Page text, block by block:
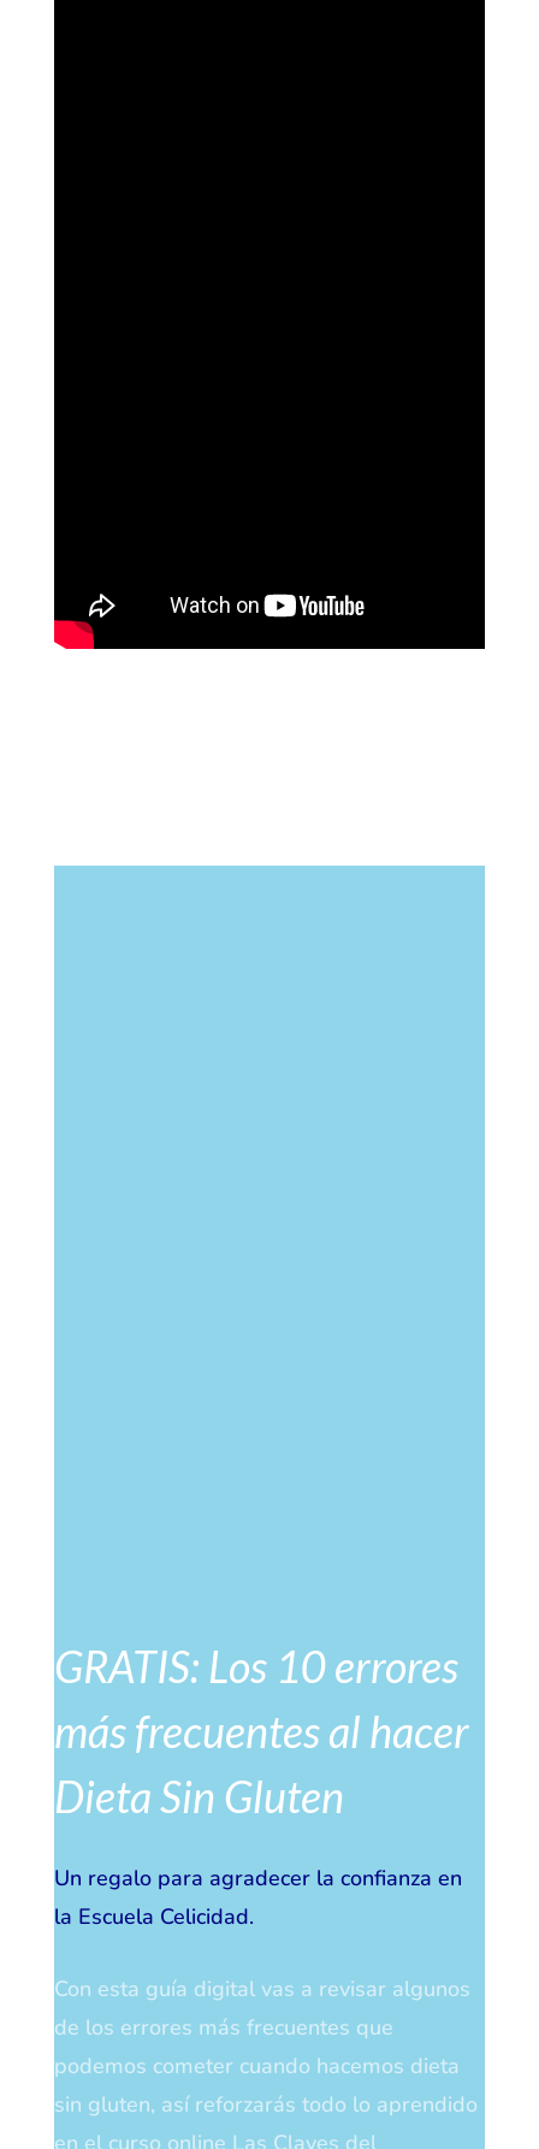
GRATIS: Los 10 errores
más frecuentes al hacer
Dieta Sin Gluten
Un regalo para agradecer la confianza en
la Escuela Celicidad.
Con esta guía digital vas a revisar algunos
de los errores más frecuentes que
podemos cometer cuando hacemos dieta
sin gluten, así reforzarás todo lo aprendido
en el curso online Las Claves del